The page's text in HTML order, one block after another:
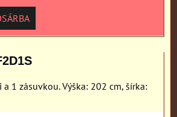
1 zásuvkou. Výška: 202 cm, šírka: